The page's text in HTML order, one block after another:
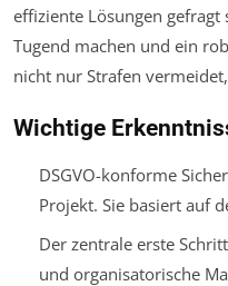
effiziente Lösungen gefragt
Tugend machen und ein
nicht nur Strafen
Wichtige
DSGVO-konforme
Projekt. Sie basiert auf
Der zentrale erste
und organisatorische